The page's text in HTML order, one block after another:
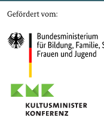
Gefördert von
Bundesministerium für
Kultusministerkonferenz